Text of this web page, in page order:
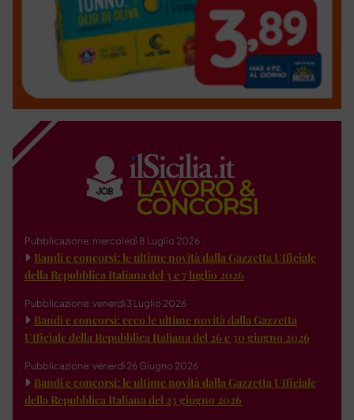
Pubblicazione: mercoledì 8 Luglio 2026
Bandi e concorsi: le ultime novità dalla Gazzetta Ufficiale
della Repubblica Italiana del 3 e 7 luglio 2026
Pubblicazione: venerdì 3 Luglio 2026
Bandi e concorsi: ecco le ultime novità dalla Gazzetta
Ufficiale della Repubblica Italiana del 26 e 30 giugno 2026
Pubblicazione: venerdì 26 Giugno 2026
Bandi e concorsi: le ultime novità dalla Gazzetta Ufficiale
della Repubblica Italiana del 23 giugno 2026